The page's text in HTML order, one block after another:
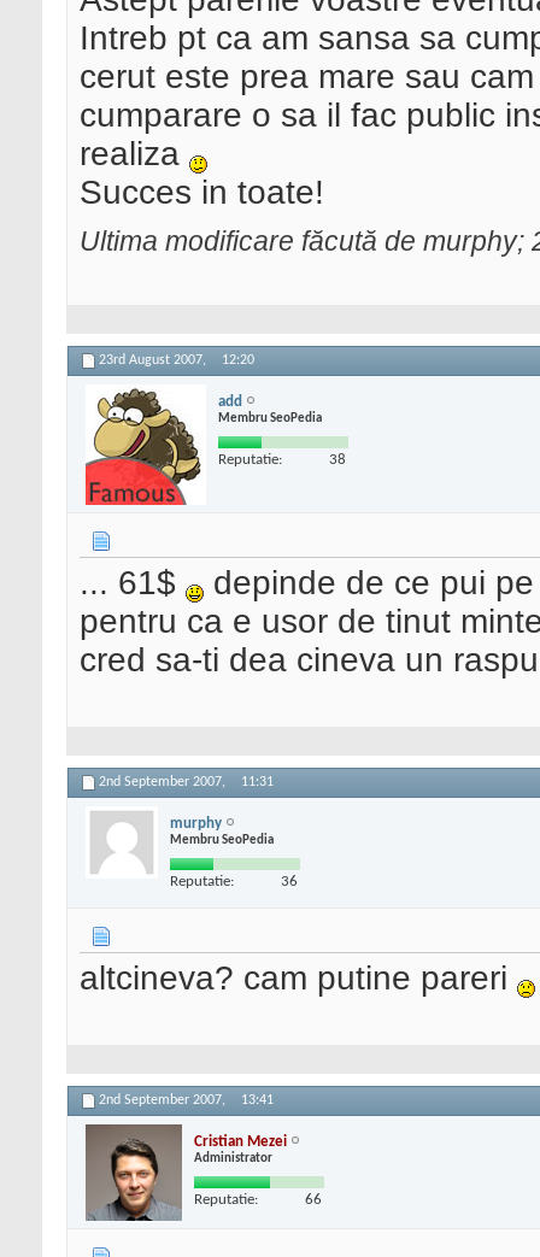
Intreb pt ca am sansa sa
cerut este prea mare sau
cumparare o sa il fac public
realiza
Succes in toate!
Ultima modificare făcută de
23rd August 2007, 12:20
add
Membru SeoPedia
Reputatie: 38
... 61$
depinde de ce pui
pentru ca e usor de tinut
cred sa-ti dea cineva un
2nd September 2007, 11:31
murphy
Membru SeoPedia
Reputatie: 36
altcineva? cam putine pareri
2nd September 2007, 13:41
Cristian Mezei
Administrator
Reputatie: 66